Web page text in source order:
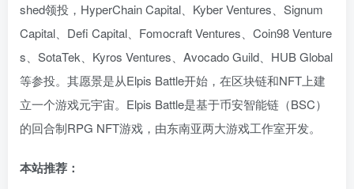
shed领投，HyperChain Capital、Kyber Ventures、Signum
Capital、Defi Capital、Fomocraft Ventures、Coin98 Venture
s、SotaTek、Kyros Ventures、Avocado Guild、HUB Global
等参投。其愿景是从Elpis Battle开始，在区块链和NFT上建
立一个游戏元宇宙。Elpis Battle是基于币安智能链（BSC）
的回合制RPG NFT游戏，由东南亚两大游戏工作室开发。
本站推荐：